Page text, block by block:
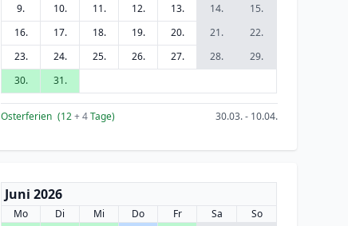
9.
10. 11. 12. 13. 14.
15.
16.
17. 18. 19. 20. 21.
22.
23.
24. 25. 26. 27. 28.
29.
30.
31.
Osterferien (12+ 4Tage) 30.03. - 10.04.
Juni 2026
Mo Di Mi Do Fr Sa
So